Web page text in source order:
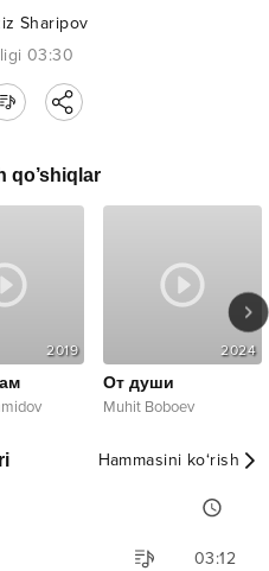
Sharipov
03:30
qo’shiqlar
2019 2024
От души
Muhit Boboev
Hammasini ko‘rish
03:12